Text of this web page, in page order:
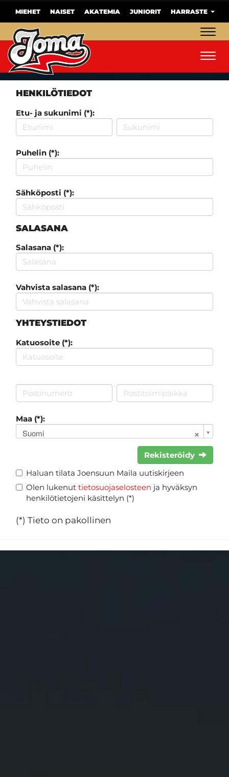
MIEHET NAISET AKATEMIA JUNIORIT HARRASTE
HENKILÖTIEDOT
Etu- ja sukunimi (*):
Puhelin (*):
Sähköposti (*):
SALASANA
Salasana (*):
Vahvista salasana (*):
YHTEYSTIEDOT
Katuosoite (*):
Maa (*):
Suomi
Rekisteröidy
Haluan tilata Joensuun Maila uutiskirjeen
Olen lukenut tietosuojaselosteen ja hyväksyn
henkilötietojeni käsittelyn (*)
(*) Tieto on pakollinen